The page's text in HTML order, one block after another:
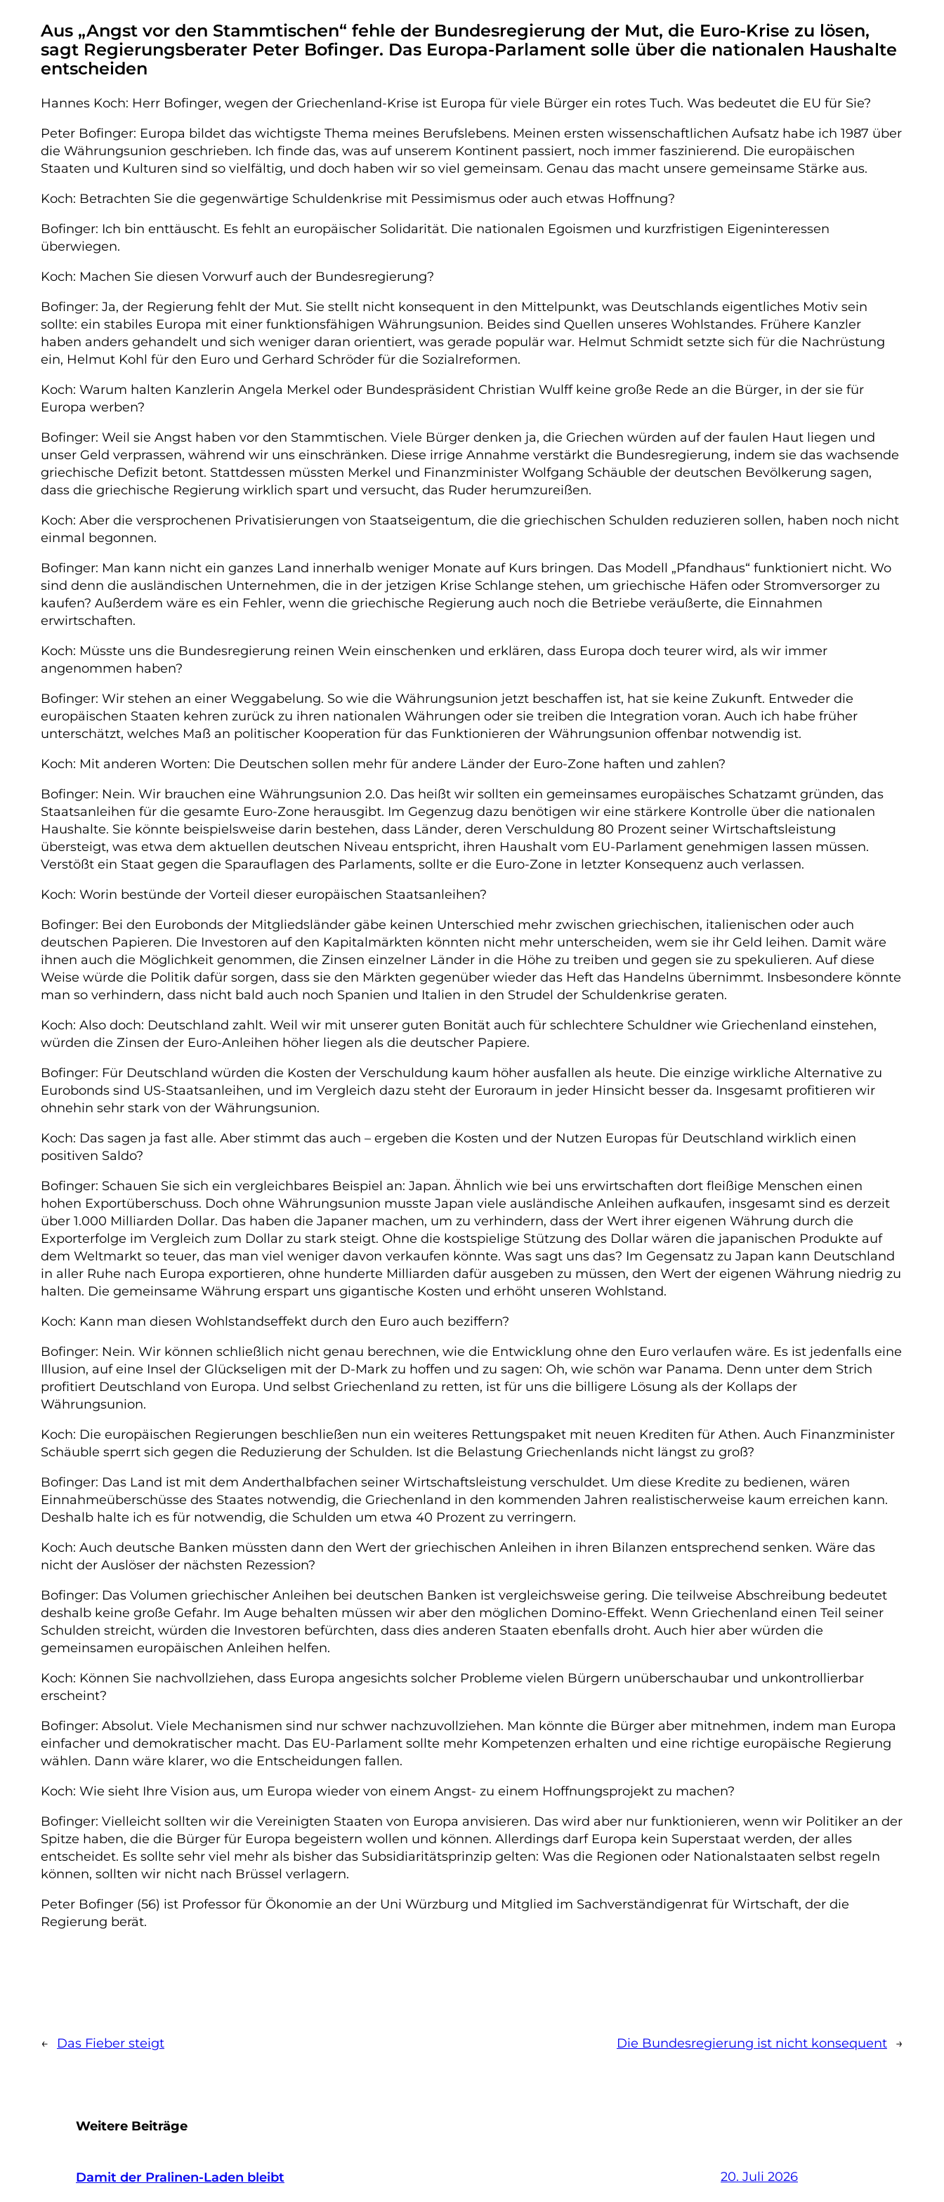
Aus „Angst vor den Stammtischen“ fehle der Bundesregierung der Mut, die Euro-Krise zu lösen,
sagt Regierungsberater Peter Bofinger. Das Europa-Parlament solle über die nationalen Haushalte
entscheiden
Hannes Koch: Herr Bofinger, wegen der Griechenland-Krise ist Europa für viele Bürger ein rotes Tuch. Was bedeutet die EU für Sie?
Peter Bofinger: Europa bildet das wichtigste Thema meines Berufslebens. Meinen ersten wissenschaftlichen Aufsatz habe ich 1987 über
die Währungsunion geschrieben. Ich finde das, was auf unserem Kontinent passiert, noch immer faszinierend. Die europäischen
Staaten und Kulturen sind so vielfältig, und doch haben wir so viel gemeinsam. Genau das macht unsere gemeinsame Stärke aus.
Koch: Betrachten Sie die gegenwärtige Schuldenkrise mit Pessimismus oder auch etwas Hoffnung?
Bofinger: Ich bin enttäuscht. Es fehlt an europäischer Solidarität. Die nationalen Egoismen und kurzfristigen Eigeninteressen
überwiegen.
Koch: Machen Sie diesen Vorwurf auch der Bundesregierung?
Bofinger: Ja, der Regierung fehlt der Mut. Sie stellt nicht konsequent in den Mittelpunkt, was Deutschlands eigentliches Motiv sein
sollte: ein stabiles Europa mit einer funktionsfähigen Währungsunion. Beides sind Quellen unseres Wohlstandes. Frühere Kanzler
haben anders gehandelt und sich weniger daran orientiert, was gerade populär war. Helmut Schmidt setzte sich für die Nachrüstung
ein, Helmut Kohl für den Euro und Gerhard Schröder für die Sozialreformen.
Koch: Warum halten Kanzlerin Angela Merkel oder Bundespräsident Christian Wulff keine große Rede an die Bürger, in der sie für
Europa werben?
Bofinger: Weil sie Angst haben vor den Stammtischen. Viele Bürger denken ja, die Griechen würden auf der faulen Haut liegen und
unser Geld verprassen, während wir uns einschränken. Diese irrige Annahme verstärkt die Bundesregierung, indem sie das wachsende
griechische Defizit betont. Stattdessen müssten Merkel und Finanzminister Wolfgang Schäuble der deutschen Bevölkerung sagen,
dass die griechische Regierung wirklich spart und versucht, das Ruder herumzureißen.
Koch: Aber die versprochenen Privatisierungen von Staatseigentum, die die griechischen Schulden reduzieren sollen, haben noch nicht
einmal begonnen.
Bofinger: Man kann nicht ein ganzes Land innerhalb weniger Monate auf Kurs bringen. Das Modell „Pfandhaus“ funktioniert nicht. Wo
sind denn die ausländischen Unternehmen, die in der jetzigen Krise Schlange stehen, um griechische Häfen oder Stromversorger zu
kaufen? Außerdem wäre es ein Fehler, wenn die griechische Regierung auch noch die Betriebe veräußerte, die Einnahmen
erwirtschaften.
Koch: Müsste uns die Bundesregierung reinen Wein einschenken und erklären, dass Europa doch teurer wird, als wir immer
angenommen haben?
Bofinger: Wir stehen an einer Weggabelung. So wie die Währungsunion jetzt beschaffen ist, hat sie keine Zukunft. Entweder die
europäischen Staaten kehren zurück zu ihren nationalen Währungen oder sie treiben die Integration voran. Auch ich habe früher
unterschätzt, welches Maß an politischer Kooperation für das Funktionieren der Währungsunion offenbar notwendig ist.
Koch: Mit anderen Worten: Die Deutschen sollen mehr für andere Länder der Euro-Zone haften und zahlen?
Bofinger: Nein. Wir brauchen eine Währungsunion 2.0. Das heißt wir sollten ein gemeinsames europäisches Schatzamt gründen, das
Staatsanleihen für die gesamte Euro-Zone herausgibt. Im Gegenzug dazu benötigen wir eine stärkere Kontrolle über die nationalen
Haushalte. Sie könnte beispielsweise darin bestehen, dass Länder, deren Verschuldung 80 Prozent seiner Wirtschaftsleistung
übersteigt, was etwa dem aktuellen deutschen Niveau entspricht, ihren Haushalt vom EU-Parlament genehmigen lassen müssen.
Verstößt ein Staat gegen die Sparauflagen des Parlaments, sollte er die Euro-Zone in letzter Konsequenz auch verlassen.
Koch: Worin bestünde der Vorteil dieser europäischen Staatsanleihen?
Bofinger: Bei den Eurobonds der Mitgliedsländer gäbe keinen Unterschied mehr zwischen griechischen, italienischen oder auch
deutschen Papieren. Die Investoren auf den Kapitalmärkten könnten nicht mehr unterscheiden, wem sie ihr Geld leihen. Damit wäre
ihnen auch die Möglichkeit genommen, die Zinsen einzelner Länder in die Höhe zu treiben und gegen sie zu spekulieren. Auf diese
Weise würde die Politik dafür sorgen, dass sie den Märkten gegenüber wieder das Heft das Handelns übernimmt. Insbesondere könnte
man so verhindern, dass nicht bald auch noch Spanien und Italien in den Strudel der Schuldenkrise geraten.
Koch: Also doch: Deutschland zahlt. Weil wir mit unserer guten Bonität auch für schlechtere Schuldner wie Griechenland einstehen,
würden die Zinsen der Euro-Anleihen höher liegen als die deutscher Papiere.
Bofinger: Für Deutschland würden die Kosten der Verschuldung kaum höher ausfallen als heute. Die einzige wirkliche Alternative zu
Eurobonds sind US-Staatsanleihen, und im Vergleich dazu steht der Euroraum in jeder Hinsicht besser da. Insgesamt profitieren wir
ohnehin sehr stark von der Währungsunion.
Koch: Das sagen ja fast alle. Aber stimmt das auch – ergeben die Kosten und der Nutzen Europas für Deutschland wirklich einen
positiven Saldo?
Bofinger: Schauen Sie sich ein vergleichbares Beispiel an: Japan. Ähnlich wie bei uns erwirtschaften dort fleißige Menschen einen
hohen Exportüberschuss. Doch ohne Währungsunion musste Japan viele ausländische Anleihen aufkaufen, insgesamt sind es derzeit
über 1.000 Milliarden Dollar. Das haben die Japaner machen, um zu verhindern, dass der Wert ihrer eigenen Währung durch die
Exporterfolge im Vergleich zum Dollar zu stark steigt. Ohne die kostspielige Stützung des Dollar wären die japanischen Produkte auf
dem Weltmarkt so teuer, das man viel weniger davon verkaufen könnte. Was sagt uns das? Im Gegensatz zu Japan kann Deutschland
in aller Ruhe nach Europa exportieren, ohne hunderte Milliarden dafür ausgeben zu müssen, den Wert der eigenen Währung niedrig zu
halten. Die gemeinsame Währung erspart uns gigantische Kosten und erhöht unseren Wohlstand.
Koch: Kann man diesen Wohlstandseffekt durch den Euro auch beziffern?
Bofinger: Nein. Wir können schließlich nicht genau berechnen, wie die Entwicklung ohne den Euro verlaufen wäre. Es ist jedenfalls eine
Illusion, auf eine Insel der Glückseligen mit der D-Mark zu hoffen und zu sagen: Oh, wie schön war Panama. Denn unter dem Strich
profitiert Deutschland von Europa. Und selbst Griechenland zu retten, ist für uns die billigere Lösung als der Kollaps der
Währungsunion.
Koch: Die europäischen Regierungen beschließen nun ein weiteres Rettungspaket mit neuen Krediten für Athen. Auch Finanzminister
Schäuble sperrt sich gegen die Reduzierung der Schulden. Ist die Belastung Griechenlands nicht längst zu groß?
Bofinger: Das Land ist mit dem Anderthalbfachen seiner Wirtschaftsleistung verschuldet. Um diese Kredite zu bedienen, wären
Einnahmeüberschüsse des Staates notwendig, die Griechenland in den kommenden Jahren realistischerweise kaum erreichen kann.
Deshalb halte ich es für notwendig, die Schulden um etwa 40 Prozent zu verringern.
Koch: Auch deutsche Banken müssten dann den Wert der griechischen Anleihen in ihren Bilanzen entsprechend senken. Wäre das
nicht der Auslöser der nächsten Rezession?
Bofinger: Das Volumen griechischer Anleihen bei deutschen Banken ist vergleichsweise gering. Die teilweise Abschreibung bedeutet
deshalb keine große Gefahr. Im Auge behalten müssen wir aber den möglichen Domino-Effekt. Wenn Griechenland einen Teil seiner
Schulden streicht, würden die Investoren befürchten, dass dies anderen Staaten ebenfalls droht. Auch hier aber würden die
gemeinsamen europäischen Anleihen helfen.
Koch: Können Sie nachvollziehen, dass Europa angesichts solcher Probleme vielen Bürgern unüberschaubar und unkontrollierbar
erscheint?
Bofinger: Absolut. Viele Mechanismen sind nur schwer nachzuvollziehen. Man könnte die Bürger aber mitnehmen, indem man Europa
einfacher und demokratischer macht. Das EU-Parlament sollte mehr Kompetenzen erhalten und eine richtige europäische Regierung
wählen. Dann wäre klarer, wo die Entscheidungen fallen.
Koch: Wie sieht Ihre Vision aus, um Europa wieder von einem Angst- zu einem Hoffnungsprojekt zu machen?
Bofinger: Vielleicht sollten wir die Vereinigten Staaten von Europa anvisieren. Das wird aber nur funktionieren, wenn wir Politiker an der
Spitze haben, die die Bürger für Europa begeistern wollen und können. Allerdings darf Europa kein Superstaat werden, der alles
entscheidet. Es sollte sehr viel mehr als bisher das Subsidiaritätsprinzip gelten: Was die Regionen oder Nationalstaaten selbst regeln
können, sollten wir nicht nach Brüssel verlagern.
Peter Bofinger (56) ist Professor für Ökonomie an der Uni Würzburg und Mitglied im Sachverständigenrat für Wirtschaft, der die
Regierung berät.
← Das Fieber steigt Die Bundesregierung ist nicht konsequent →
Weitere Beiträge
Damit der Pralinen-Laden bleibt 20. Juli 2026